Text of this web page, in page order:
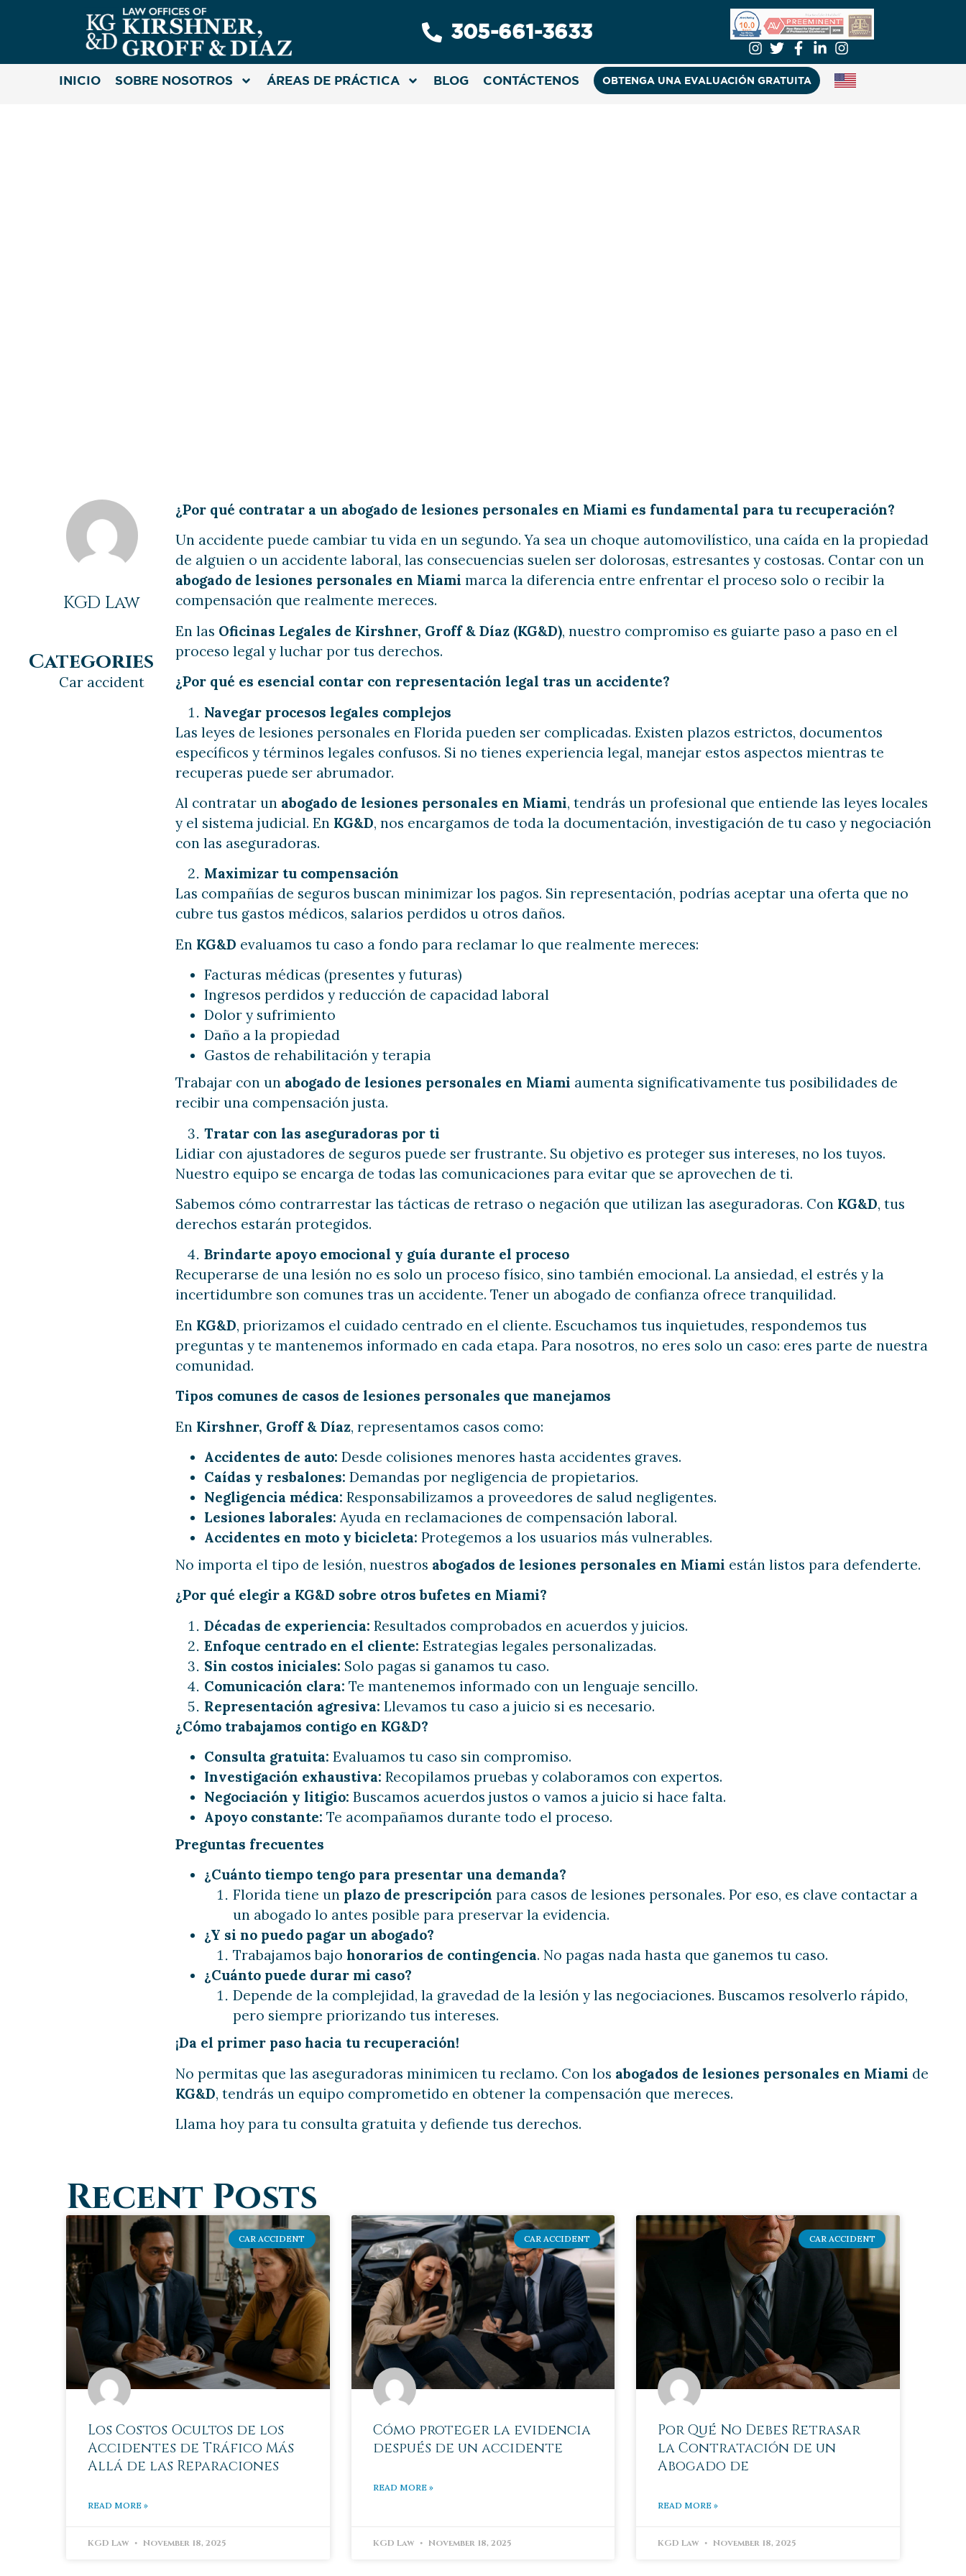
305-661-3633
INICIO SOBRE NOSOTROS ÁREAS DE PRÁCTICA BLOG CONTÁCTENOS OBTENGA UNA EVALUACIÓN GRATUITA
KGD Law
Categories
Car accident
¿Por qué contratar a un abogado de lesiones personales en Miami es fundamental para tu recuperación?
Un accidente puede cambiar tu vida en un segundo. Ya sea un choque automovilístico, una caída en la propiedad
de alguien o un accidente laboral, las consecuencias suelen ser dolorosas, estresantes y costosas. Contar con un
abogado de lesiones personales en Miami marca la diferencia entre enfrentar el proceso solo o recibir la
compensación que realmente mereces.
En las Oficinas Legales de Kirshner, Groff & Díaz (KG&D), nuestro compromiso es guiarte paso a paso en el
proceso legal y luchar por tus derechos.
¿Por qué es esencial contar con representación legal tras un accidente?
Navegar procesos legales complejos
Las leyes de lesiones personales en Florida pueden ser complicadas. Existen plazos estrictos, documentos
específicos y términos legales confusos. Si no tienes experiencia legal, manejar estos aspectos mientras te
recuperas puede ser abrumador.
Al contratar un abogado de lesiones personales en Miami, tendrás un profesional que entiende las leyes locales
y el sistema judicial. En KG&D, nos encargamos de toda la documentación, investigación de tu caso y negociación
con las aseguradoras.
Maximizar tu compensación
Las compañías de seguros buscan minimizar los pagos. Sin representación, podrías aceptar una oferta que no
cubre tus gastos médicos, salarios perdidos u otros daños.
En KG&D evaluamos tu caso a fondo para reclamar lo que realmente mereces:
Facturas médicas (presentes y futuras)
Ingresos perdidos y reducción de capacidad laboral
Dolor y sufrimiento
Daño a la propiedad
Gastos de rehabilitación y terapia
Trabajar con un abogado de lesiones personales en Miami aumenta significativamente tus posibilidades de
recibir una compensación justa.
Tratar con las aseguradoras por ti
Lidiar con ajustadores de seguros puede ser frustrante. Su objetivo es proteger sus intereses, no los tuyos.
Nuestro equipo se encarga de todas las comunicaciones para evitar que se aprovechen de ti.
Sabemos cómo contrarrestar las tácticas de retraso o negación que utilizan las aseguradoras. Con KG&D, tus
derechos estarán protegidos.
Brindarte apoyo emocional y guía durante el proceso
Recuperarse de una lesión no es solo un proceso físico, sino también emocional. La ansiedad, el estrés y la
incertidumbre son comunes tras un accidente. Tener un abogado de confianza ofrece tranquilidad.
En KG&D, priorizamos el cuidado centrado en el cliente. Escuchamos tus inquietudes, respondemos tus
preguntas y te mantenemos informado en cada etapa. Para nosotros, no eres solo un caso: eres parte de nuestra
comunidad.
Tipos comunes de casos de lesiones personales que manejamos
En Kirshner, Groff & Díaz, representamos casos como:
Accidentes de auto: Desde colisiones menores hasta accidentes graves.
Caídas y resbalones: Demandas por negligencia de propietarios.
Negligencia médica: Responsabilizamos a proveedores de salud negligentes.
Lesiones laborales: Ayuda en reclamaciones de compensación laboral.
Accidentes en moto y bicicleta: Protegemos a los usuarios más vulnerables.
No importa el tipo de lesión, nuestros abogados de lesiones personales en Miami están listos para defenderte.
¿Por qué elegir a KG&D sobre otros bufetes en Miami?
Décadas de experiencia: Resultados comprobados en acuerdos y juicios.
Enfoque centrado en el cliente: Estrategias legales personalizadas.
Sin costos iniciales: Solo pagas si ganamos tu caso.
Comunicación clara: Te mantenemos informado con un lenguaje sencillo.
Representación agresiva: Llevamos tu caso a juicio si es necesario.
¿Cómo trabajamos contigo en KG&D?
Consulta gratuita: Evaluamos tu caso sin compromiso.
Investigación exhaustiva: Recopilamos pruebas y colaboramos con expertos.
Negociación y litigio: Buscamos acuerdos justos o vamos a juicio si hace falta.
Apoyo constante: Te acompañamos durante todo el proceso.
Preguntas frecuentes
¿Cuánto tiempo tengo para presentar una demanda?
Florida tiene un plazo de prescripción para casos de lesiones personales. Por eso, es clave contactar a
un abogado lo antes posible para preservar la evidencia.
¿Y si no puedo pagar un abogado?
Trabajamos bajo honorarios de contingencia. No pagas nada hasta que ganemos tu caso.
¿Cuánto puede durar mi caso?
Depende de la complejidad, la gravedad de la lesión y las negociaciones. Buscamos resolverlo rápido,
pero siempre priorizando tus intereses.
¡Da el primer paso hacia tu recuperación!
No permitas que las aseguradoras minimicen tu reclamo. Con los abogados de lesiones personales en Miami de
KG&D, tendrás un equipo comprometido en obtener la compensación que mereces.
Llama hoy para tu consulta gratuita y defiende tus derechos.
Recent Posts
CAR ACCIDENT
Los Costos Ocultos de los
Accidentes de Tráfico Más
Allá de las Reparaciones
READ MORE »
KGD Law November 18, 2025
CAR ACCIDENT
Cómo proteger la evidencia
después de un accidente
READ MORE »
KGD Law November 18, 2025
CAR ACCIDENT
Por Qué No Debes Retrasar
la Contratación de un
Abogado de
READ MORE »
KGD Law November 18, 2025